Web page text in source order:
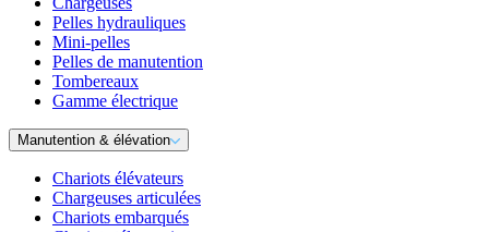
Pelles hydrauliques
Mini-pelles
Pelles de manutention
Tombereaux
Gamme électrique
Manutention & élévation
Chariots élévateurs
Chargeuses articulées
Chariots embarqués